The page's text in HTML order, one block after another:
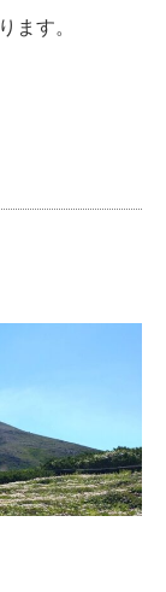
ます。